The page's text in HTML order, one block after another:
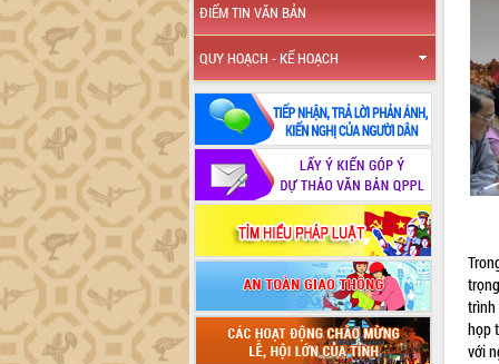
ĐIỂM TIN VĂN BẢN
QUY HOẠCH - KẾ HOẠCH
họp
với